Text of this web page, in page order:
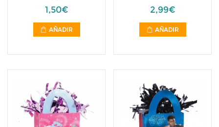
1,50€
AÑADIR
2,99€
AÑADIR